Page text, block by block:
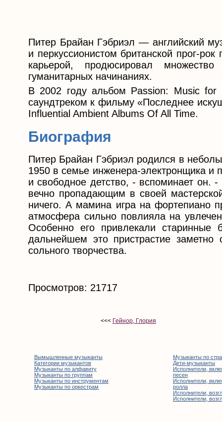
Питер Брайан Гэбриэл — английский
и перкуссионистом британской прог-
карьерой, продюсировал
гуманитарных начинаниях.
В 2002 году альбом Passion: Music
саундтреком к фильму «Последнее
Influential Ambient Albums Of All Time.
Биография
Питер Брайан Гэбриэл родился в
1950 в семье инженера-электронщика и
и свободное детство, - вспоминает он.
вечно пропадающим в своей
ничего. А мамина игра на фортепиано
атмосфера сильно повлияла на
Особенно его привлекали
дальнейшем это пристрастие заметно
сольного творчества.
Просмотров: 21717
<<< Гейнор, Глория
Вымышленные музыканты
Категории музыкантов
Музыканты по алфавиту
Музыканты по группам
Музыканты по инструментам
Музыканты по оркестрам
Музыканты по
Дети-музыканты
Исполнители,
песен
Исполнители,
ролла
Исполнители,
Исполнители,